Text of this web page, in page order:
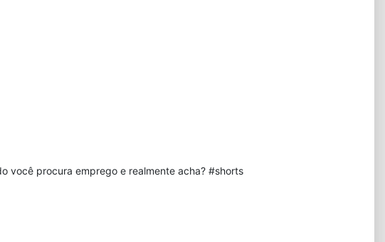
você procura emprego e realmente acha? #shorts